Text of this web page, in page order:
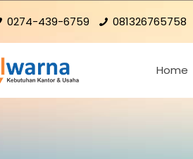
0274-439-6759 081326765758
Home